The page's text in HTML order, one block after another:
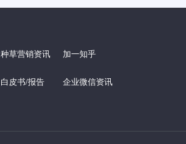
种草营销资讯 加一知乎
白皮书/报告 企业微信资讯